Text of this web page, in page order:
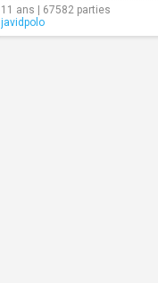
11 ans | 67582 parties
javidpolo